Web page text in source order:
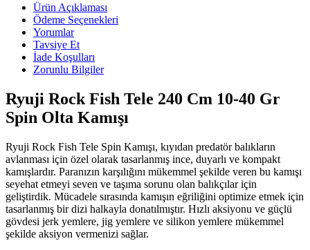
Ürün Açıklaması
Ödeme Seçenekleri
Yorumlar
Tavsiye Et
İade Koşulları
Zorunlu Bilgiler
Ryuji Rock Fish Tele 240 Cm 10-40 Gr
Spin Olta Kamışı
Ryuji Rock Fish Tele Spin Kamışı, kıyıdan predatör balıkların
avlanması için özel olarak tasarlanmış ince, duyarlı ve kompakt
kamışlardır. Paranızın karşılığını mükemmel şekilde veren bu kamışı
seyehat etmeyi seven ve taşıma sorunu olan balıkçılar için
geliştirdik. Mücadele sırasında kamışın eğriliğini optimize etmek için
tasarlanmış bir dizi halkayla donatılmıştır. Hızlı aksiyonu ve güçlü
gövdesi jerk yemlere, jig yemlere ve silikon yemlere mükemmel
şekilde aksiyon vermenizi sağlar.